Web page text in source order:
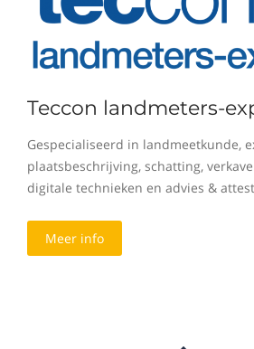
Teccon landmeters-
Gespecialiseerd in landmeetkunde,
plaatsbeschrijving, schatting,
digitale technieken en advies &
Meer info